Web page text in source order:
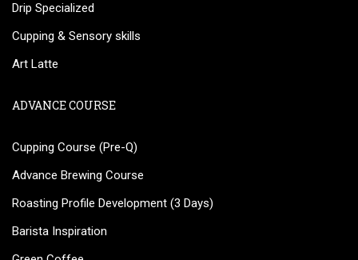
Drip Specialized
Cupping & Sensory skills
Art Latte
ADVANCE COURSE
Cupping Course (Pre-Q)
Advance Brewing Course
Roasting Profile Development (3 Days)
Barista Inspiration